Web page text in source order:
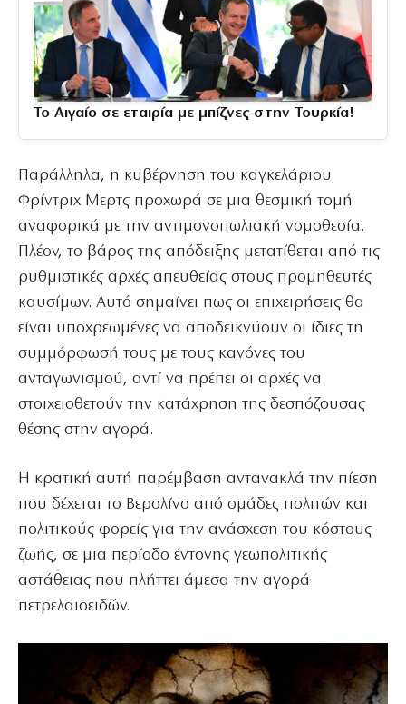
Το Αιγαίο σε εταιρία με μπίζνες στην Τουρκία!
Παράλληλα, η κυβέρνηση του καγκελάριου
Φρίντριχ Μερτς προχωρά σε μια θεσμική τομή
αναφορικά με την αντιμονοπωλιακή νομοθεσία.
Πλέον, το βάρος της απόδειξης μετατίθεται από τις
ρυθμιστικές αρχές απευθείας στους προμηθευτές
καυσίμων. Αυτό σημαίνει πως οι επιχειρήσεις θα
είναι υποχρεωμένες να αποδεικνύουν οι ίδιες τη
συμμόρφωσή τους με τους κανόνες του
ανταγωνισμού, αντί να πρέπει οι αρχές να
στοιχειοθετούν την κατάχρηση της δεσπόζουσας
θέσης στην αγορά.
Η κρατική αυτή παρέμβαση αντανακλά την πίεση
που δέχεται το Βερολίνο από ομάδες πολιτών και
πολιτικούς φορείς για την ανάσχεση του κόστους
ζωής, σε μια περίοδο έντονης γεωπολιτικής
αστάθειας που πλήττει άμεσα την αγορά
πετρελαιοειδών.